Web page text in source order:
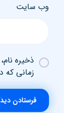
وب‌ سایت
ذخیره
زمانی که
فرستادن